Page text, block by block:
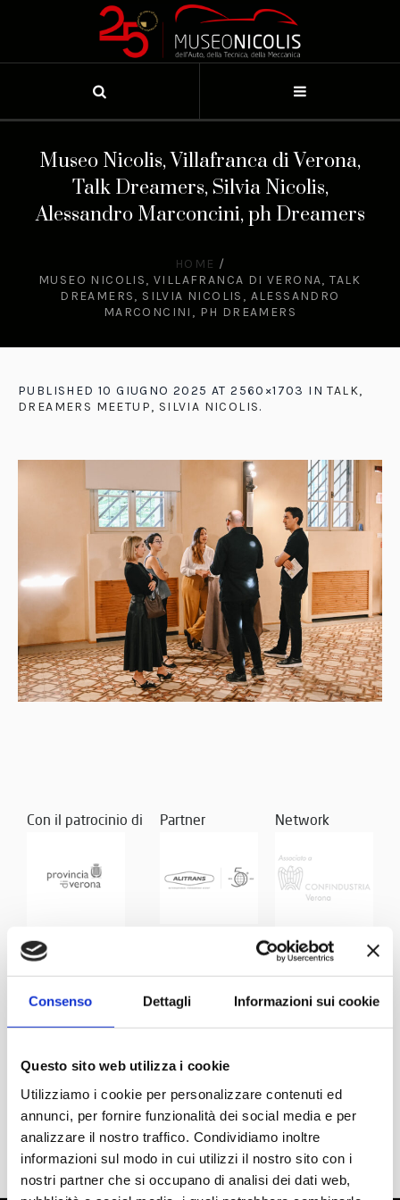
Consenso Dettagli Informazioni sui cookie
Questo sito web utilizza i cookie
Utilizziamo i cookie per personalizzare contenuti ed
annunci, per fornire funzionalità dei social media e per
analizzare il nostro traffico. Condividiamo inoltre
informazioni sul modo in cui utilizzi il nostro sito con i
nostri partner che si occupano di analisi dei dati web,
Museo Nicolis, Villafranca di Verona,
Talk Dreamers, Silvia Nicolis,
Alessandro Marconcini, ph Dreamers
HOME /
MUSEO NICOLIS, VILLAFRANCA DI VERONA, TALK
DREAMERS, SILVIA NICOLIS, ALESSANDRO
MARCONCINI, PH DREAMERS
PUBLISHED 10 GIUGNO 2025 AT 2560×1703 INTALK,
DREAMERS MEETUP, SILVIA NICOLIS.
Con il patrocinio di Partner Network